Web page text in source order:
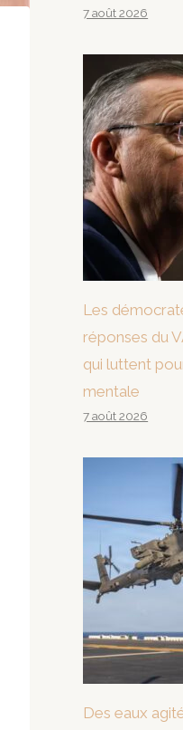
7 août 2026
Les
réponses du
qui luttent
mentale
7 août 2026
Des eaux